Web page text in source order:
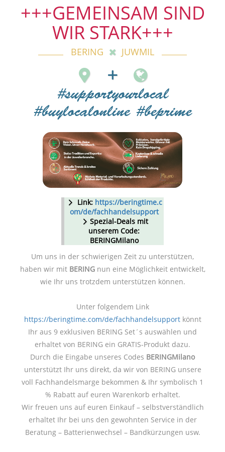
+++GEMEINSAM SIND
WIR STARK+++
BERING JUWMIL
#supportyourlocal
#buylocalonline #beprime
Link: https://beringtime.c
om/de/fachhandelsupport
Spezial-Deals mit
unserem Code:
BERINGMilano
Um uns in der schwierigen Zeit zu unterstützen,
haben wir mit BERINGnun eine Möglichkeit entwickelt,
wie Ihr uns trotzdem unterstützen können.
Unter folgendem Link
https://beringtime.com/de/fachhandelsupportkönnt
Ihr aus 9 exklusiven BERING Set´s auswählen und
erhaltet von BERING ein GRATIS-Produkt dazu.
Durch die Eingabe unseres Codes BERINGMilano
unterstützt Ihr uns direkt, da wir von BERING unsere
voll Fachhandelsmarge bekommen & Ihr symbolisch 1
% Rabatt auf euren Warenkorb erhaltet.
Wir freuen uns auf euren Einkauf – selbstverständlich
erhaltet Ihr bei uns den gewohnten Service in der
Beratung – Batterienwechsel – Bandkürzungen usw.